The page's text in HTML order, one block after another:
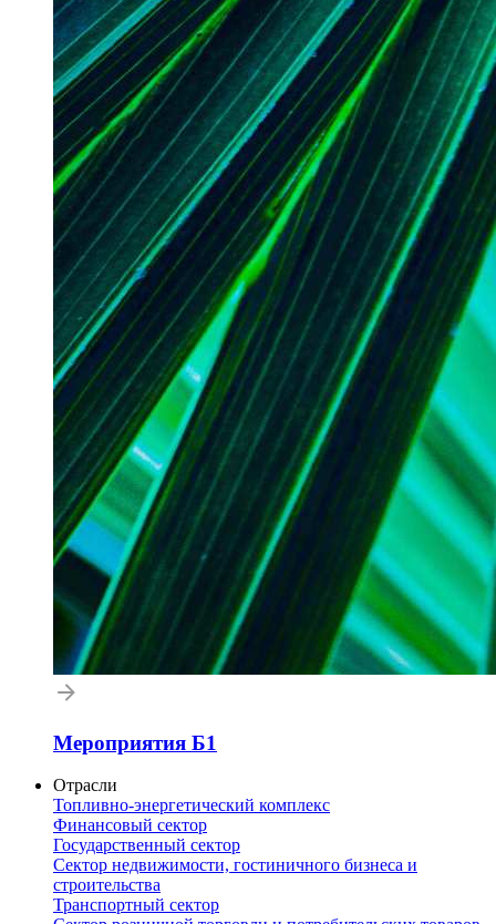
Мероприятия Б1
Отрасли
Топливно-энергетический комплекс
Финансовый сектор
Государственный сектор
Сектор недвижимости, гостиничного бизнеса и
строительства
Транспортный сектор